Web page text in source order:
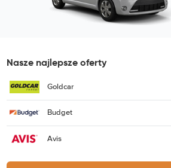
Nasze najlepsze oferty
Goldcar
Budget
Avis